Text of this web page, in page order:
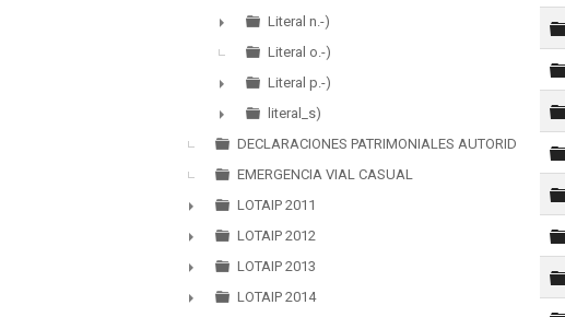
►
►
Literal n.-)
Literal o.-)
►
Literal p.-)
►
literal_s)
DECLARACIONES PATRIMONIALES AUTORIDADES
EMERGENCIA VIAL CASUAL
►
LOTAIP 2011
►
LOTAIP 2012
►
LOTAIP 2013
LOTAIP 2014